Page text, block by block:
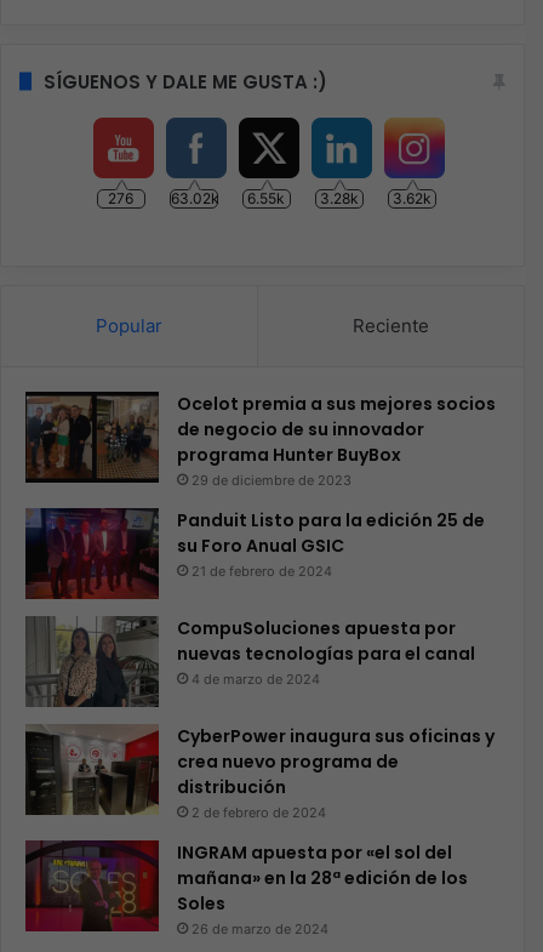
SÍGUENOS Y DALE ME GUSTA :)
276 63.02k 6.55k 3.28k 3.62k
Popular Reciente
Ocelot premia a sus mejores socios
de negocio de su innovador
programa Hunter BuyBox
29 de diciembre de 2023
Panduit Listo para la edición 25 de
su Foro Anual GSIC
21 de febrero de 2024
CompuSoluciones apuesta por
nuevas tecnologías para el canal
4 de marzo de 2024
CyberPower inaugura sus oficinas y
crea nuevo programa de
distribución
2 de febrero de 2024
INGRAM apuesta por «el sol del
mañana» en la 28ª edición de los
Soles
26 de marzo de 2024